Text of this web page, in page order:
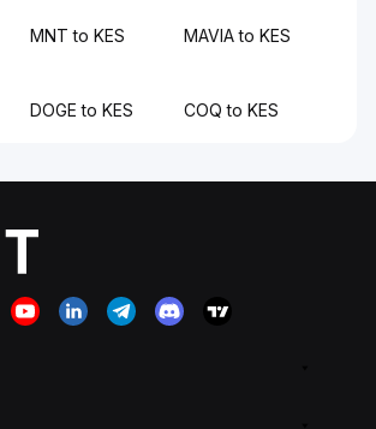
MNT to KES MAVIA to KES
DOGE to KES COQ to KES